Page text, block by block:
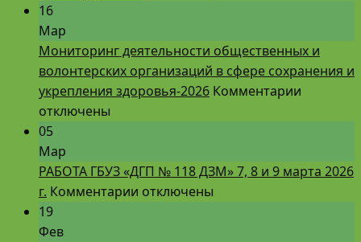
этап
Всероссийской
–
здоровья!!!
16
Мар
Мониторинг деятельности общественных и
волонтерских организаций в сфере сохранения и
укрепления здоровья-2026 Комментарии
отключены
05
Мар
РАБОТА ГБУЗ «ДГП № 118 ДЗМ» 7, 8 и 9 марта 2026
г. Комментарии котключены
19
Фев